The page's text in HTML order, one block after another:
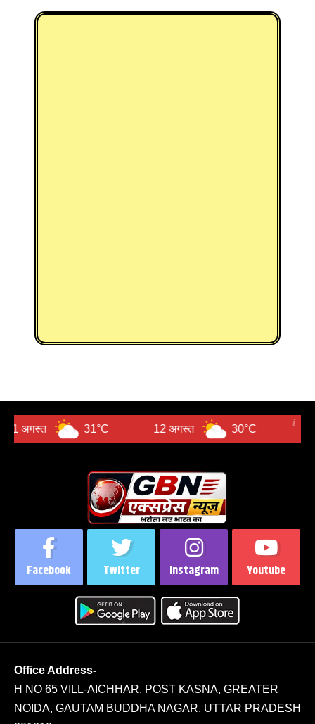
31°C 12 अगस्त 30°C 13 अगस्त
Office Address-
H NO 65 VILL-AICHHAR, POST KASNA, GREATER
NOIDA, GAUTAM BUDDHA NAGAR, UTTAR PRADESH
Facebook Twitter Instagram Youtube